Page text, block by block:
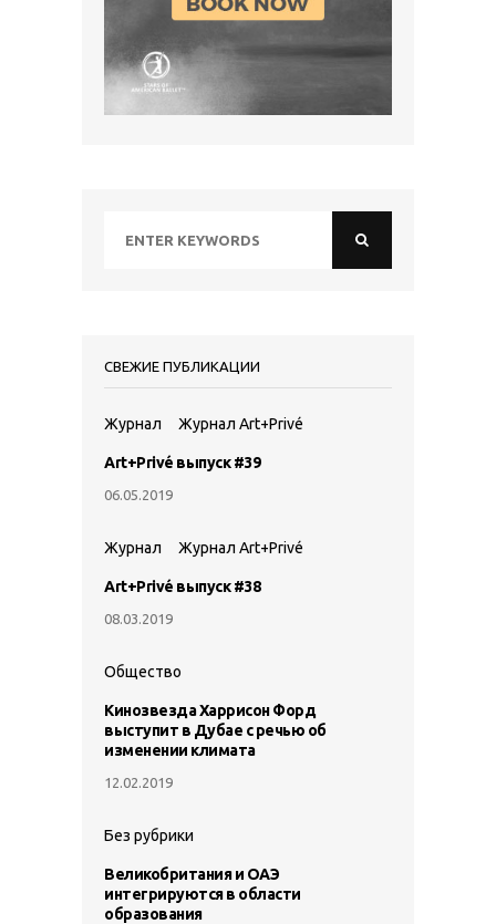
СВЕЖИЕ ПУБЛИКАЦИИ
Журнал Журнал Art+Privé
Art+Privé выпуск #39
06.05.2019
Журнал Журнал Art+Privé
Art+Privé выпуск #38
08.03.2019
Общество
Кинозвезда Харрисон Форд
выступит в Дубае с речью об
изменении климата
12.02.2019
Без рубрики
Великобритания и ОАЭ
интегрируются в области
образования